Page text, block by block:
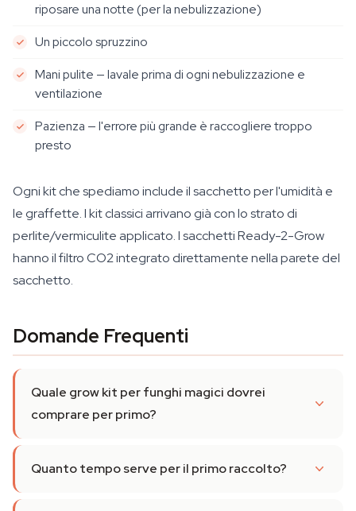
riposare una notte (per la nebulizzazione)
Un piccolo spruzzino
Mani pulite — lavale prima di ogni nebulizzazione e
ventilazione
Pazienza — l'errore più grande è raccogliere troppo
presto
Ogni kit che spediamo include il sacchetto per l'umidità e
le graffette. I kit classici arrivano già con lo strato di
perlite/vermiculite applicato. I sacchetti Ready-2-Grow
hanno il filtro CO2 integrato direttamente nella parete del
sacchetto.
Domande Frequenti
Quale grow kit per funghi magici dovrei
comprare per primo?
Quanto tempo serve per il primo raccolto?